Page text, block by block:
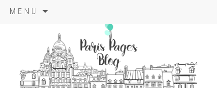
MENU
principal
paris pages
blog